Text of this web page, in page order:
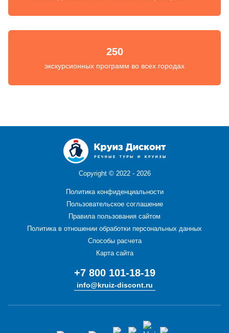
250
экскурсионных программ во всех городах
Copyright © 2022 - 2026
Политика конфиденциальности
Пользовательское соглашение
Правила пользования сайтом
Политика в отношении обработки персональных данных
Способы расчета
Карта сайта
+7 800 101-18-19
info@kruiz-discont.ru